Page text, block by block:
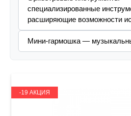
специализированные
расширяющие возможности
Мини-гармошка —
-19 АКЦИЯ